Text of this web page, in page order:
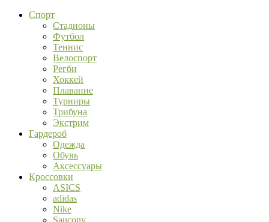
Спорт
Стадионы
Футбол
Теннис
Велоспорт
Регби
Хоккей
Плавание
Турниры
Трибуна
Экстрим
Гардероб
Одежда
Обувь
Аксессуары
Кроссовки
ASICS
adidas
Nike
Saucony